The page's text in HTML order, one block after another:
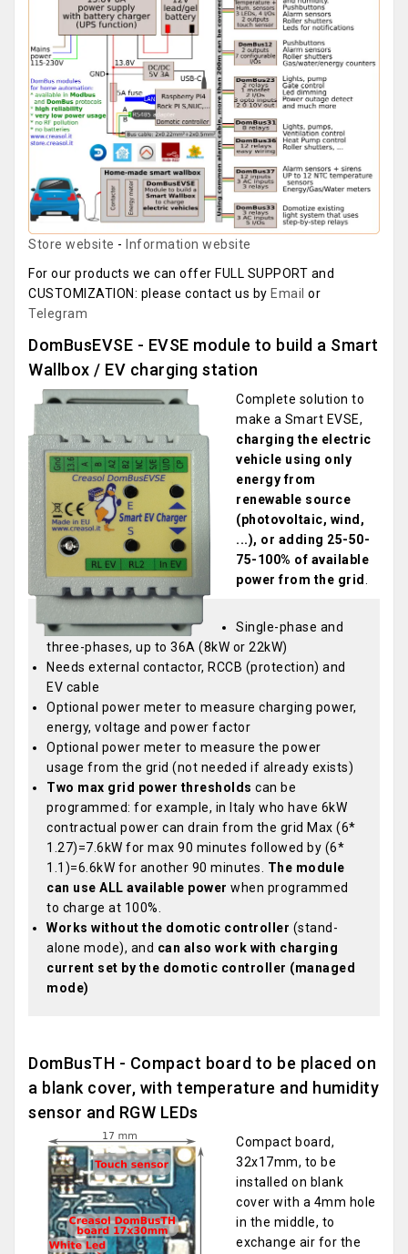
Store website - Information website
For our products we can offer FULL SUPPORT and
CUSTOMIZATION: please contact us by Email or
Telegram
DomBusEVSE - EVSE module to build a Smart
Wallbox / EV charging station
Complete solution to
make a Smart EVSE,
charging the electric
vehicle using only
energy from
renewable source
(photovoltaic, wind,
...), or adding 25-50-
75-100% of available
power from the grid.
Single-phase and
three-phases, up to 36A (8kW or 22kW)
Needs external contactor, RCCB (protection) and
EV cable
Optional power meter to measure charging power,
energy, voltage and power factor
Optional power meter to measure the power
usage from the grid (not needed if already exists)
Two max grid power thresholds can be
programmed: for example, in Italy who have 6kW
contractual power can drain from the grid Max (6*
1.27)=7.6kW for max 90 minutes followed by (6*
1.1)=6.6kW for another 90 minutes. The module
can use ALL available power when programmed
to charge at 100%.
Works without the domotic controller (stand-
alone mode), and can also work with charging
current set by the domotic controller (managed
mode)
DomBusTH - Compact board to be placed on
a blank cover, with temperature and humidity
sensor and RGW LEDs
Compact board,
32x17mm, to be
installed on blank
cover with a 4mm hole
in the middle, to
exchange air for the